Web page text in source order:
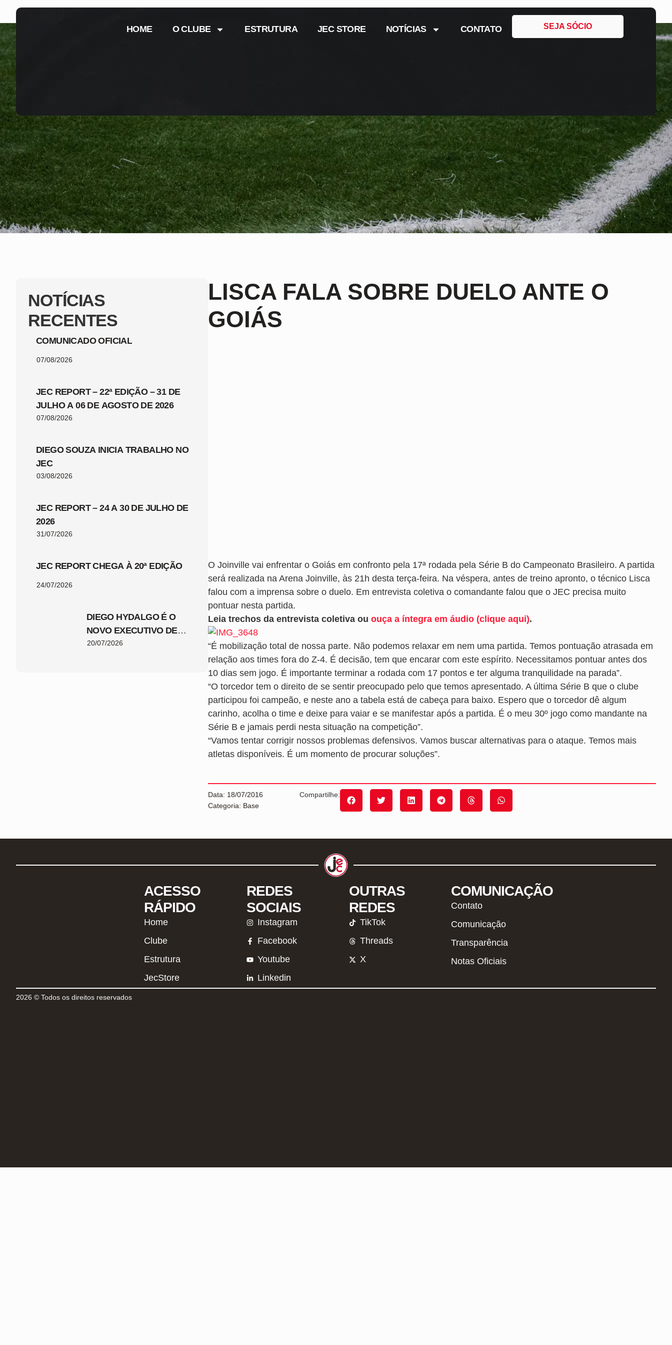
HOME O CLUBE ESTRUTURA JEC STORE NOTÍCIAS CONTATO SEJA SÓCIO
NOTÍCIAS
RECENTES
COMUNICADO OFICIAL
07/08/2026
JEC REPORT – 22ª EDIÇÃO – 31 DE
JULHO A 06 DE AGOSTO DE 2026
07/08/2026
DIEGO SOUZA INICIA TRABALHO NO
JEC
03/08/2026
JEC REPORT – 24 A 30 DE JULHO DE
2026
31/07/2026
JEC REPORT CHEGA À 20ª EDIÇÃO
24/07/2026
DIEGO HYDALGO É O
NOVO EXECUTIVO DE
FUTEBOL DO JEC
20/07/2026
LISCA FALA SOBRE DUELO ANTE O
GOIÁS
O Joinville vai enfrentar o Goiás em confronto pela 17ª rodada pela Série B do Campeonato Brasileiro. A partida
será realizada na Arena Joinville, às 21h desta terça-feira. Na véspera, antes de treino apronto, o técnico Lisca
falou com a imprensa sobre o duelo. Em entrevista coletiva o comandante falou que o JEC precisa muito
pontuar nesta partida.
Leia trechos da entrevista coletiva ou ouça a íntegra em áudio (clique aqui).
“É mobilização total de nossa parte. Não podemos relaxar em nem uma partida. Temos pontuação atrasada em
relação aos times fora do Z-4. É decisão, tem que encarar com este espírito. Necessitamos pontuar antes dos
10 dias sem jogo. É importante terminar a rodada com 17 pontos e ter alguma tranquilidade na parada”.
“O torcedor tem o direito de se sentir preocupado pelo que temos apresentado. A última Série B que o clube
participou foi campeão, e neste ano a tabela está de cabeça para baixo. Espero que o torcedor dê algum
carinho, acolha o time e deixe para vaiar e se manifestar após a partida. É o meu 30º jogo como mandante na
Série B e jamais perdi nesta situação na competição”.
“Vamos tentar corrigir nossos problemas defensivos. Vamos buscar alternativas para o ataque. Temos mais
atletas disponíveis. É um momento de procurar soluções”.
Data: 18/07/2016
Categoria: Base
Compartilhe:
ACESSO
RÁPIDO
Home
Clube
Estrutura
JecStore
REDES
SOCIAIS
Instagram
Facebook
Youtube
Linkedin
OUTRAS
REDES
TikTok
Threads
X
COMUNICAÇÃO
Contato
Comunicação
Transparência
Notas Oficiais
2026 © Todos os direitos reservados